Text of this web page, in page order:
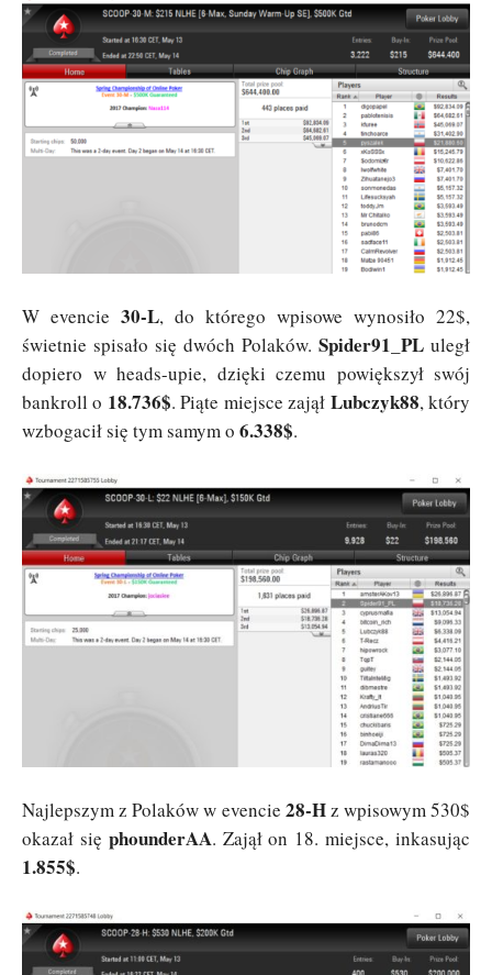
W evencie 30-L, do którego wpisowe wynosiło 22$,
świetnie spisało się dwóch Polaków. Spider91_PL uległ
dopiero w heads-upie, dzięki czemu powiększył swój
bankroll o 18.736$. Piąte miejsce zajął Lubczyk88, który
wzbogacił się tym samym o 6.338$.
Najlepszym z Polaków w evencie 28-Hz wpisowym 530$
okazał się phounderAA. Zajął on 18. miejsce, inkasując
1.855$.